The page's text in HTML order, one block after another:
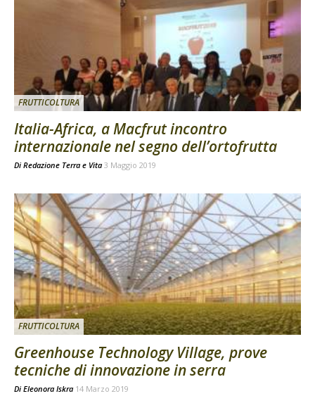
FRUTTICOLTURA
Italia-Africa, a Macfrut incontro
internazionale nel segno dell’ortofrutta
Di Redazione Terra e Vita 3 Maggio 2019
FRUTTICOLTURA
Greenhouse Technology Village, prove
tecniche di innovazione in serra
Di Eleonora Iskra 14 Marzo 2019